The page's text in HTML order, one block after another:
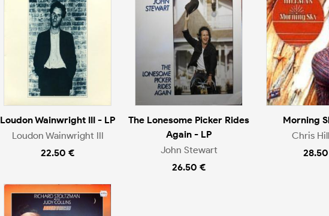
Loudon Wainwright III - LP
Loudon Wainwright III
22.50 €
The Lonesome Picker Rides
Again - LP
John Stewart
26.50 €
Morning
Chris